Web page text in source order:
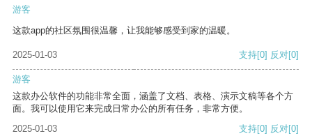
游客
这款app的社区氛围很温馨，让我能够感受到家的温暖。
2025-01-03 支持[0] 反对[0]
游客
这款办公软件的功能非常全面，涵盖了文档、表格、演示文稿等各个方
面。我可以使用它来完成日常办公的所有任务，非常方便。
2025-01-03
支持[0] 反对[0]